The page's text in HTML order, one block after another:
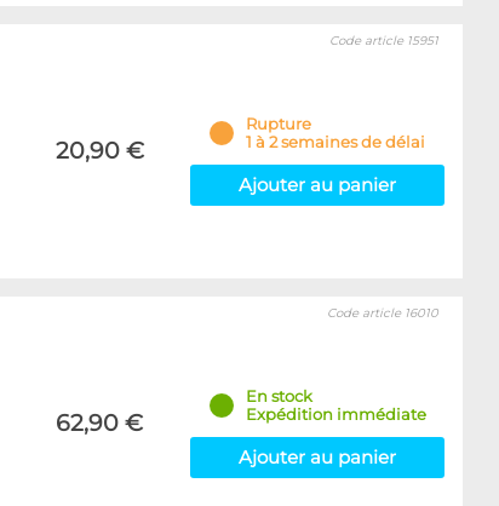
20,90 €
Code article 15951
Rupture
1 à 2 semaines de délai
Ajouter au panier
62,90 €
Code article 16010
En stock
Expédition immédiate
Ajouter au panier